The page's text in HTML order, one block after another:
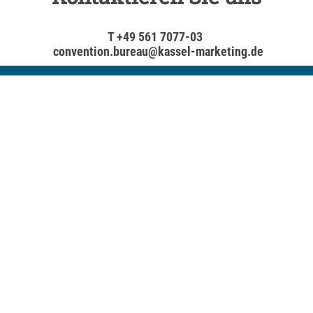
T +49 561 7077-03
convention.bureau@kassel-marketing.de